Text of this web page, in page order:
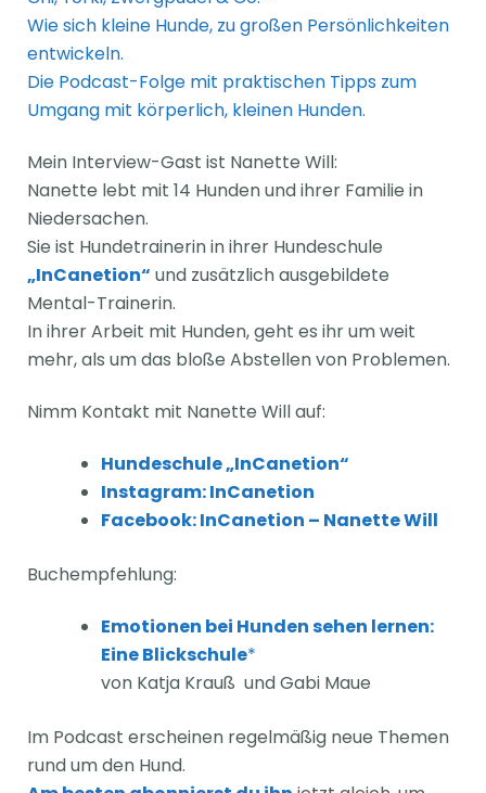
Wie sich kleine Hunde, zu großen Persönlichkeiten
entwickeln.
Die Podcast-Folge mit praktischen Tipps zum
Umgang mit körperlich, kleinen Hunden.
Mein Interview-Gast ist Nanette Will:
Nanette lebt mit 14 Hunden und ihrer Familie in
Niedersachen.
Sie ist Hundetrainerin in ihrer Hundeschule
„InCanetion“ und zusätzlich ausgebildete
Mental-Trainerin.
In ihrer Arbeit mit Hunden, geht es ihr um weit
mehr, als um das bloße Abstellen von Problemen.
Nimm Kontakt mit Nanette Will auf:
Hundeschule „InCanetion“
Instagram: InCanetion
Facebook: InCanetion – Nanette Will
Buchempfehlung:
Emotionen bei Hunden sehen lernen:
Eine Blickschule*
von Katja Krauß undGabi Maue
Im Podcast erscheinen regelmäßig neue Themen
rund um den Hund.